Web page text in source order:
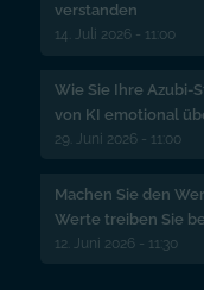
verstanden
14. Juli 2026 - 11:00
Wie Sie Ihre Azubi-
von KI emotional
29. Juni 2026 - 11:00
Machen Sie den
Werte treiben Sie
12. Juni 2026 - 11:30